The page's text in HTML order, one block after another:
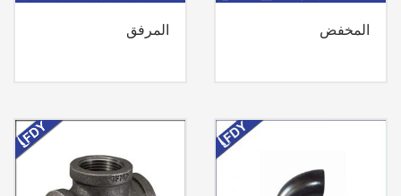
المخفض المرفق